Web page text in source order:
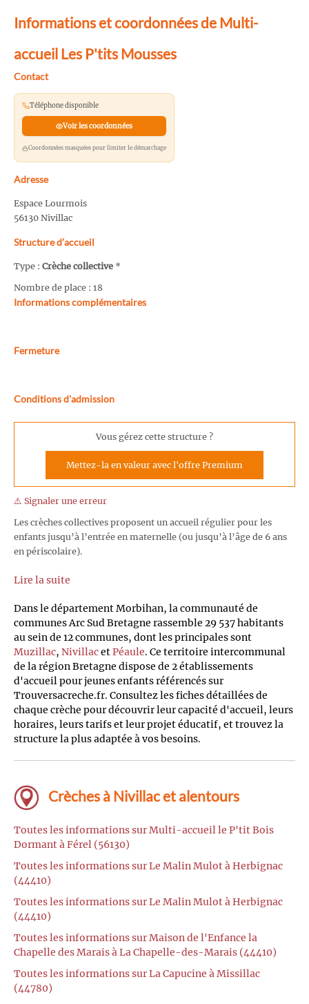
Informations et coordonnées de Multi-
accueil Les P'tits Mousses
Contact
Téléphone disponible
Voir les coordonnées
Coordonnées masquées pour limiter le démarchage
Adresse
Espace Lourmois
56130 Nivillac
Structure d’accueil
Type : Crèche collective *
Nombre de place : 18
Informations complémentaires
Fermeture
Conditions d'admission
Vous gérez cette structure ?
Mettez-la en valeur avec l'offre Premium
⚠️ Signaler une erreur
Les crèches collectives proposent un accueil régulier pour les
enfants jusqu’à l’entrée en maternelle (ou jusqu’à l’âge de 6 ans
en périscolaire).
Lire la suite
Dans le département Morbihan, la communauté de
communes Arc Sud Bretagne rassemble 29 537 habitants
au sein de 12 communes, dont les principales sont
Muzillac, NivillacetPéaule. Ce territoire intercommunal
de la région Bretagne dispose de 2 établissements
d'accueil pour jeunes enfants référencés sur
Trouversacreche.fr. Consultez les fiches détaillées de
chaque crèche pour découvrir leur capacité d'accueil, leurs
horaires, leurs tarifs et leur projet éducatif, et trouvez la
structure la plus adaptée à vos besoins.
Crèches à Nivillac et alentours
Toutes les informations sur Multi-accueil le P'tit Bois
Dormant à Férel (56130)
Toutes les informations sur Le Malin Mulot à Herbignac
(44410)
Toutes les informations sur Le Malin Mulot à Herbignac
(44410)
Toutes les informations sur Maison de l'Enfance la
Chapelle des Marais à La Chapelle-des-Marais (44410)
Toutes les informations sur La Capucine à Missillac
(44780)